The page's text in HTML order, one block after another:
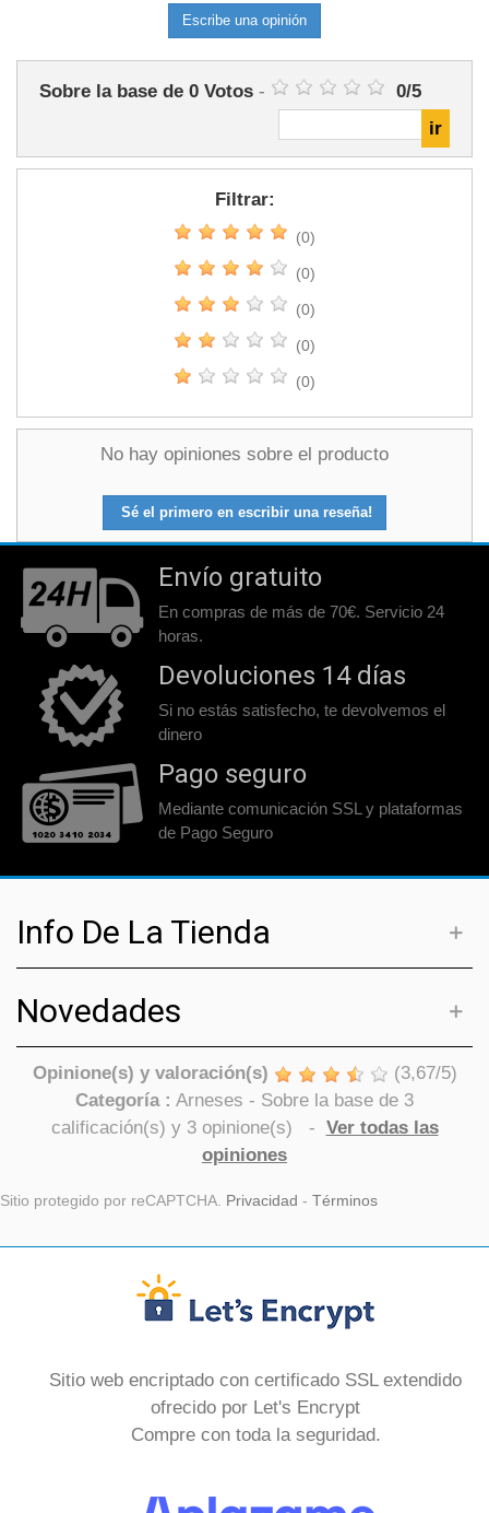
Escribe una opinión
Sobre la base de 0 Votos - 0/5
Filtrar:
(0)
(0)
(0)
(0)
(0)
No hay opiniones sobre el producto
Sé el primero en escribir una reseña!
Envío gratuito
En compras de más de 70€. Servicio 24
horas.
Devoluciones 14 días
Si no estás satisfecho, te devolvemos el
dinero
Pago seguro
Mediante comunicación SSL y plataformas
de Pago Seguro
Info De La Tienda
Novedades
Opinione(s) y valoración(s) (3,67/5)
Categoría : Arneses - Sobre la base de 3
calificación(s) y 3opinione(s) - Ver todas las
opiniones
Sitio protegido por reCAPTCHA. Privacidad - Términos
Sitio web encriptado con certificado SSL extendido
ofrecido por Let's Encrypt
Compre con toda la seguridad.